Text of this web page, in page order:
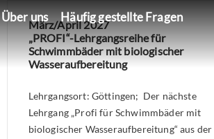
Über uns Häufig gestellte Fragen
März/April 2027
„PROFI“-Lehrgangsreihe für
Schwimmbäder mit biologischer
Wasseraufbereitung
Lehrgangsort: Göttingen; Der nächste
Lehrgang „Profi für Schwimmbäder mit
biologischer Wasseraufbereitung“ aus der